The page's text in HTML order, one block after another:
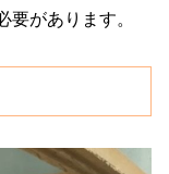
があります。